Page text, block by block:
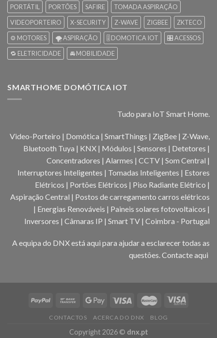
PORTÁTIL
PORTÕES SAFIRE
TOMADA ASPIRAÇÃO
VIDEOPORTEIRO
X-SECURITY Z-WAVE ZIGBEE
ZKTECO
⚙️ MOTORES
🌪️ ASPIRAÇÃO 🎚️ DOMOTICA IOT
🎛️ ACESSOS
🔁 ELETRICIDADE
🚘 MOBILIDADE
SMARTHOME DOMÓTICA IOT
Tudo para IoT Smart Home.
Video-Porteiro | Domótica | SmartThings | ZigBee | Z-Wave,
Bluetooth Tuya | KNX | Módulos | Sensores | Detetores |
Concentradores | Alarmes | CCTV | Som Central |
Interruptores Inteligentes | Tomadas Inteligentes | Estores
Elétricos | Portões Elétricos | Piso Radiante Elétrico |
Aspiração Central | Postos de carregamento carros elétricos
| Energias Renováveis | Paineis solares fotovoltaicos |
Inversores | Câmaras IP | Smart TV | Coimbra - Portugal
A equipa do DNX está aqui para ajudar a esclarecer todas as
questões.Contacte aqui
CONTACTOS ACERCA DO DNX BLOG
Copyright 2026 © dnx.pt